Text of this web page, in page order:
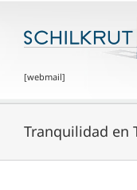
[webmail]
Tranquilidad en